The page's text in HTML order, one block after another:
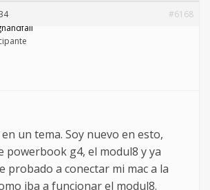
#6168
un tema. Soy nuevo en esto,
powerbook g4, el modul8 y ya
probado a conectar mi mac a la
iba a funcionar el modul8.